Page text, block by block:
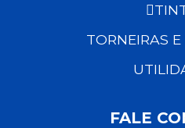
TORNEIRAS E
FALE